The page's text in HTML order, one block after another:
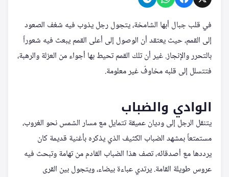
في قلب جبال أبها الشامخة، يتجول رجل يذوب فيه شغف الصعود
إلى القمم، حيث يعتقد أن الوصول إلى أعلى القمم يبعث فيه شعوراً
بالتحرر والإنجاز. غير أن تلك القمم تحيط بها أجواء من العزلة والرهبة،
فتتسلل إلى قلبه مخاوفٌ غير معلومة.
الوادي والضباب
يتنقل الرجل إلى وديان عميقة تتمايل مع مسار الشمس نحو الغروب،
مستمتعاً بمشهد الضباب الكثيف الذي يذكره بأغنية قديمة كان
يرددها مع أصدقائه، تصف هذا الضباب القادم من تهامة وتبحث فيه
عروس طويلة القامة. يرتدي عباءة بيضاء، ويتجول بين القرى